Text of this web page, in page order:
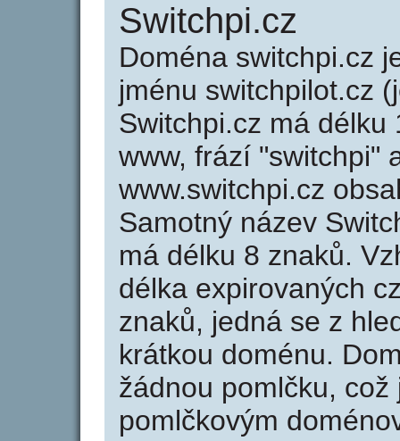
Switchpi.cz
Doména switchpi.cz
jménu switchpilot.cz
Switchpi.cz má délku
www, frází "switchpi"
www.switchpi.cz
Samotný název
má délku 8 znaků.
délka expirovaných
znaků, jedná se z
krátkou doménu.
žádnou pomlčku,
pomlčkovým